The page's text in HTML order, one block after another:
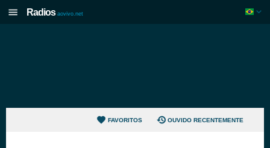
Radios aovivo.net
FAVORITOS OUVIDO RECENTEMENTE